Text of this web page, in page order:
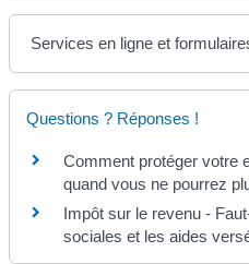
Services en ligne et
Questions ? Réponses !
Comment protéger votre
quand vous ne pourrez
Impôt sur le revenu -
sociales et les aides